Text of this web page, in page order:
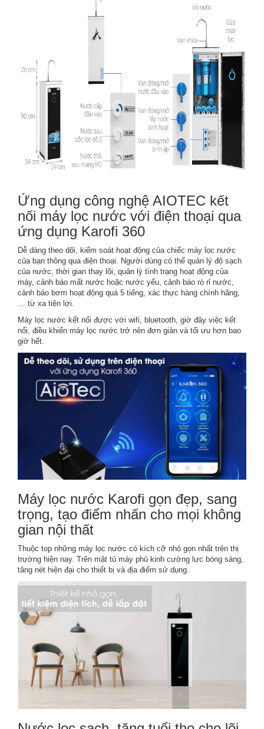
Ứng dụng công nghệ AIOTEC kết
nối máy lọc nước với điện thoại qua
ứng dụng Karofi 360
Dễ dàng theo dõi, kiểm soát hoạt động của chiếc máy lọc nước
của bạn thông qua điện thoại. Người dùng có thể quản lý độ sạch
của nước, thời gian thay lõi, quản lý tình trạng hoạt động của
máy, cảnh báo mất nước hoặc nước yếu, cảnh báo rò rỉ nước,
cảnh báo bơm hoạt động quá 5 tiếng, xác thực hàng chính hãng,
… từ xa tiện lợi.
Máy lọc nước kết nối được với wifi, bluetooth, giờ đây việc kết
nối, điều khiển máy lọc nước trở nên đơn giản và tối ưu hơn bao
giờ hết.
Máy lọc nước Karofi gọn đẹp, sang
trọng, tạo điểm nhấn cho mọi không
gian nội thất
Thuộc top những máy lọc nước có kích cỡ nhỏ gọn nhất trên thị
trường hiện nay. Trên mặt tủ máy phủ kinh cường lực bóng sáng,
tăng nét hiện đại cho thiết bị và địa điểm sử dụng.